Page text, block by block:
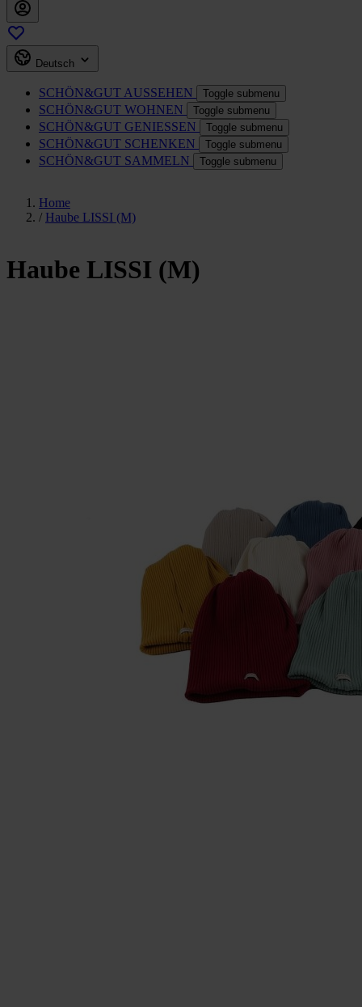
Deutsch
SCHÖN&GUT AUSSEHEN Toggle submenu
SCHÖN&GUT WOHNEN Toggle submenu
SCHÖN&GUT GENIESSEN Toggle submenu
SCHÖN&GUT SCHENKEN Toggle submenu
SCHÖN&GUT SAMMELN Toggle submenu
Home
/ Haube LISSI (M)
Haube LISSI (M)